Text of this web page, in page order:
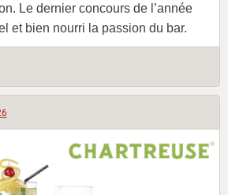
Le dernier concours de l’année
et bien nourri la passion du bar.